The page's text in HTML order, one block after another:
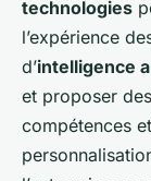
technologies
l’expérience
d’intelligence
et proposer
compétences